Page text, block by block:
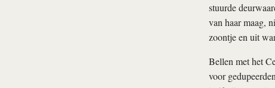
stuurde
van haar maag,
zoontje en uit
Bellen met het
voor